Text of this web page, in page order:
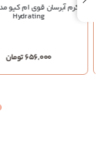
Hydrating
656,000 تومان